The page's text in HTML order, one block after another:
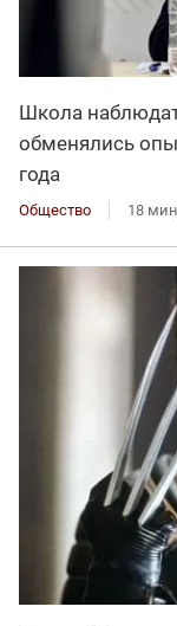
Школа
обменялись
года
Общество 18